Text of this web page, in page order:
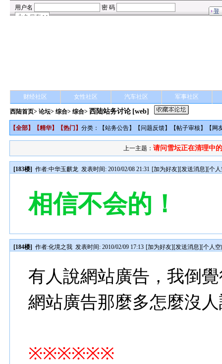
财经社区 女性社区 汽车社区 军事社区
西陆首页>论坛>综合> 综合> 西陆站务讨论 [web]
【全部】【精华】【热门 】分类：【站务公告】【问题反馈】【帖子审核】【 网
上一主题：请问雪坛正在清理中
[183楼] 作者:中华玉麒龙 发表时间: 2010/02/08 21:31 [加为好友][发送消息][个
相信不会的！
[184楼] 作者:化境之我 发表时间: 2010/02/09 17:13 [加为好友][发送消息][个人
有人說網站廣告，我倒
網站廣告那麼多怎麼沒
※※※※※※